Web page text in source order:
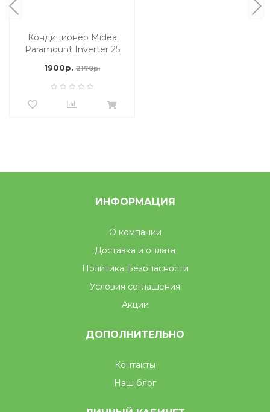
Кондиционер Midea
Paramount Inverter 25
1900р. 2170р.
ИНФОРМАЦИЯ
О компании
Доставка и оплата
Политика Безопасности
Условия соглашения
Акции
ДОПОЛНИТЕЛЬНО
Контакты
Наш блог